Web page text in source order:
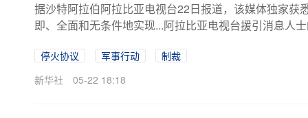
据沙特阿拉伯阿拉比亚电视台22日报道，该媒体独家获
即、全面和无条件地实现...阿拉比亚电视台援引消息人
停火协议 军事行动
制裁
新华社
05-22 18:18